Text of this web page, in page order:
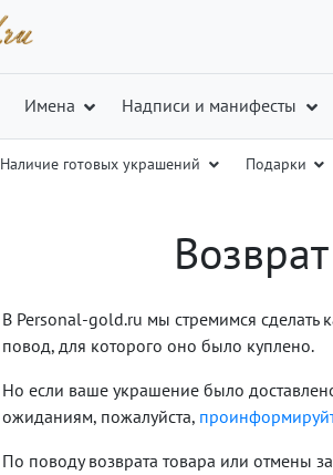
Имена Надписи и манифесты
Наличие готовых украшений Подарки
В Personal-gold.ru мы стремимся
повод, для которого оно было куплено.
Но если ваше украшение было
ожиданиям, пожалуйста,
По поводу возврата товара или отмены